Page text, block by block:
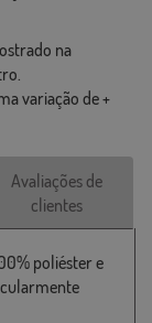
na
variação de +
Avaliações de
clientes
poliéster e